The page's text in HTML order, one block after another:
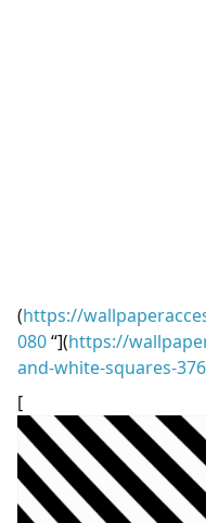
(https://
080“](https://
and-white-squares-
[